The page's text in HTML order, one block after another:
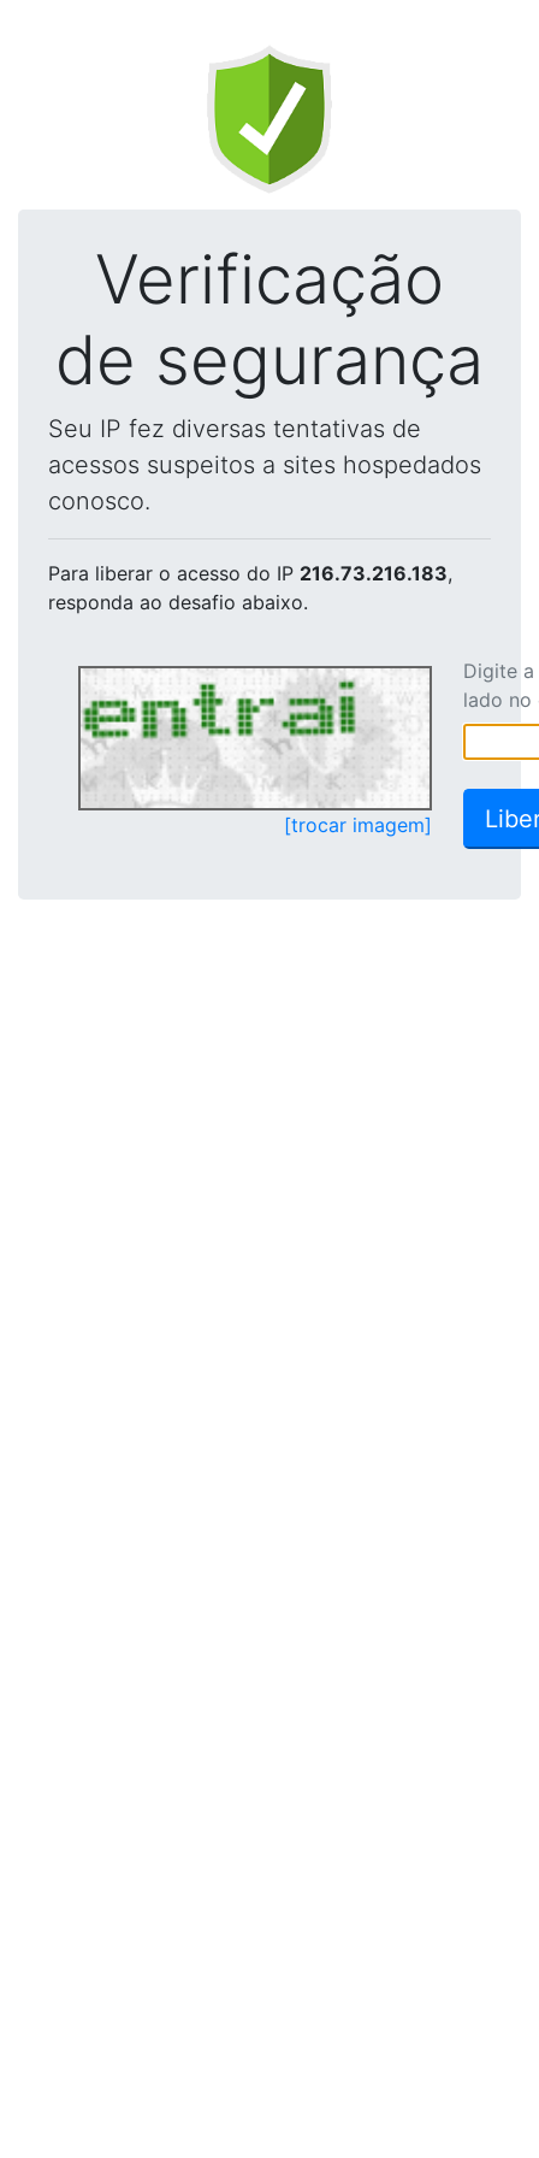
Verificação
de segurança
Seu IP fez diversas tentativas de
acessos suspeitos a sites hospedados
conosco.
Para liberar o acesso do IP 216.73.216.183,
responda ao desafio abaixo.
[trocar imagem]
Digite
lado no